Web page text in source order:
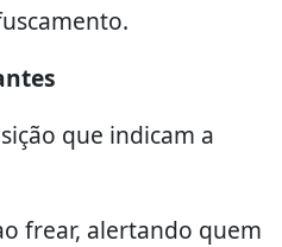
que indicam a
frear, alertando quem